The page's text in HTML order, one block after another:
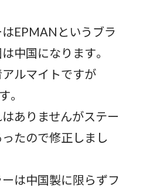
EPMANというブラ
中国になります。
ルマイトですが
。
ありませんがステー
たので修正しまし
は中国製に限らずフ